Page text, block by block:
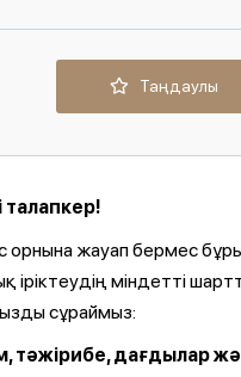
Таңдаулы
талапкер!
орнына жауап бермес
іріктеудің міндетті
сұраймыз:
тәжірибе, дағдылар